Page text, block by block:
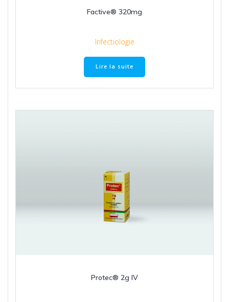
Factive® 320mg
Infectiologie
Lire la suite
Protec® 2g IV